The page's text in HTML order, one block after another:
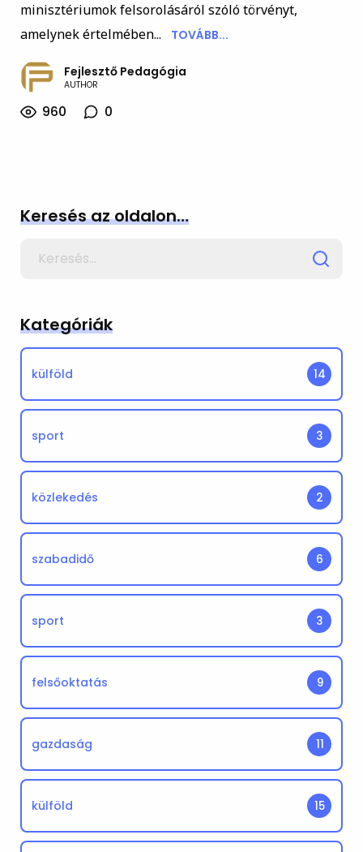
minisztériumok felsorolásáról szóló törvényt,
amelynek értelmében...
TOVÁBB...
Fejlesztő Pedagógia
AUTHOR
960 0
Keresés az oldalon…
Kategóriák
külföld 14
sport 3
közlekedés 2
szabadidő 6
sport 3
felsőoktatás 9
gazdaság 11
külföld 15